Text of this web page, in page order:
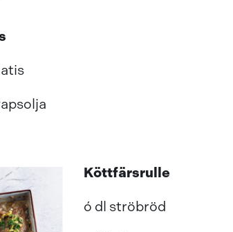
Köttfärsrulle
ó dl ströbröd